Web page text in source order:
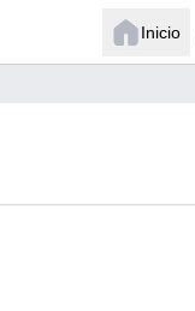
Inicio